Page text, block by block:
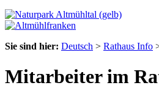
Sie sind hier: Deutsch > Rathaus Info
Mitarbeiter im